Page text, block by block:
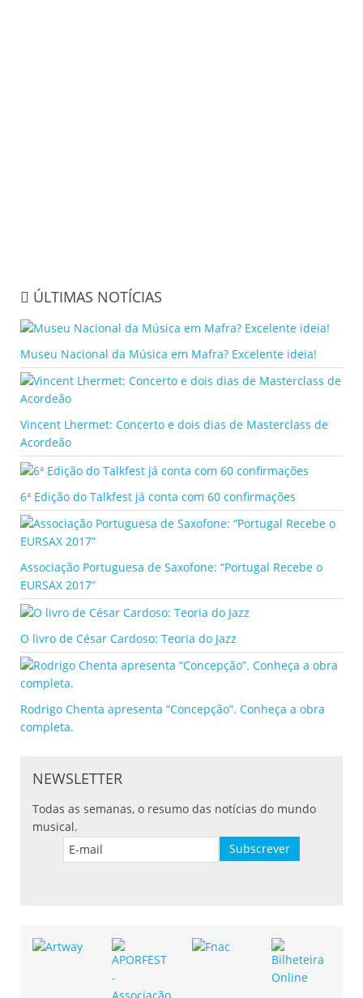
ÚLTIMAS NOTÍCIAS
Museu Nacional da Música em Mafra? Excelente ideia!
Vincent Lhermet: Concerto e dois dias de Masterclass de
Acordeão
6ª Edição do Talkfest já conta com 60 confirmações
Associação Portuguesa de Saxofone: “Portugal Recebe o
EURSAX 2017”
O livro de César Cardoso: Teoria do Jazz
Rodrigo Chenta apresenta “Concepção”. Conheça a obra
completa.
NEWSLETTER
Todas as semanas, o resumo das notícias do mundo
musical.